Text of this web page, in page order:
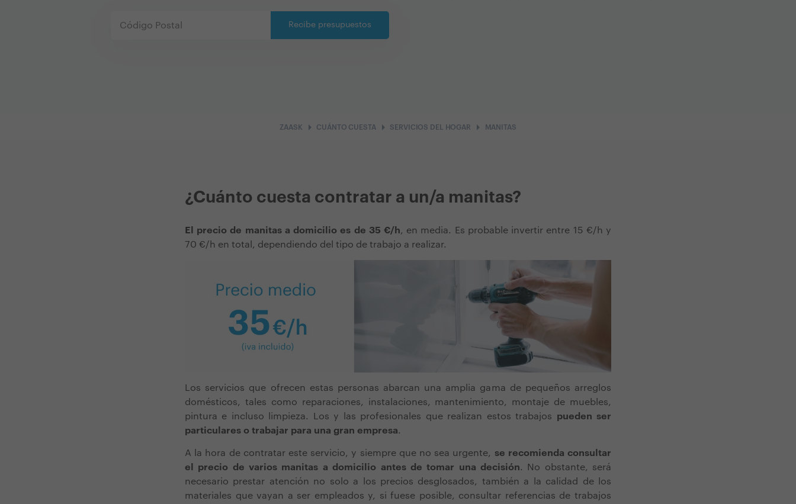
Recibe presupuestos
ZAASK arrow_right CUÁNTO CUESTAarrow_right SERVICIOS DEL HOGAR arrow_right MANITAS
¿Cuánto cuesta contratar a un/a manitas?
El precio de manitas a domicilio es de 35 €/h, en media. Es probable invertir entre 15 €/h y
70 €/h en total, dependiendo del tipo de trabajo a realizar.
Los servicios que ofrecen estas personas abarcan una amplia gama de pequeños arreglos
domésticos, tales como reparaciones, instalaciones, mantenimiento, montaje de muebles,
pintura e incluso limpieza. Los y las profesionales que realizan estos trabajos pueden ser
particulares o trabajar para una gran empresa.
A la hora de contratar este servicio, y siempre que no sea urgente, se recomienda consultar
el precio de varios manitas a domicilio antes de tomar una decisión. No obstante, será
necesario prestar atención no solo a los precios desglosados, también a la calidad de los
materiales que vayan a ser empleados y, si fuese posible, consultar referencias de trabajos